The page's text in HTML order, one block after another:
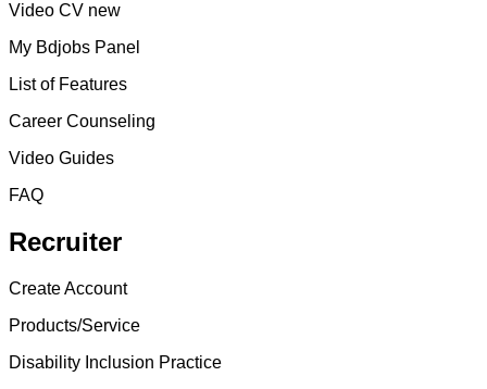
Video CV new
My Bdjobs Panel
List of Features
Career Counseling
Video Guides
FAQ
Recruiter
Create Account
Products/Service
Disability Inclusion Practice